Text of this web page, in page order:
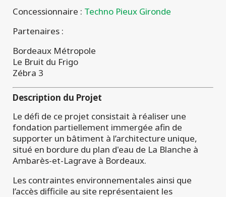
Concessionnaire : Techno Pieux Gironde
Partenaires :
Bordeaux Métropole
Le Bruit du Frigo
Zébra 3
Description du Projet
Le défi de ce projet consistait à réaliser une
fondation partiellement immergée afin de
supporter un bâtiment à l’architecture unique,
situé en bordure du plan d'eau de La Blanche à
Ambarès-et-Lagrave à Bordeaux.
Les contraintes environnementales ainsi que
l’accès difficile au site représentaient les